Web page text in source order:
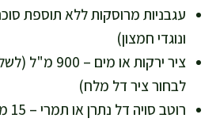
ונוגדי חמצון)
ציר ירקות או
לבחור ציר דל מלח)